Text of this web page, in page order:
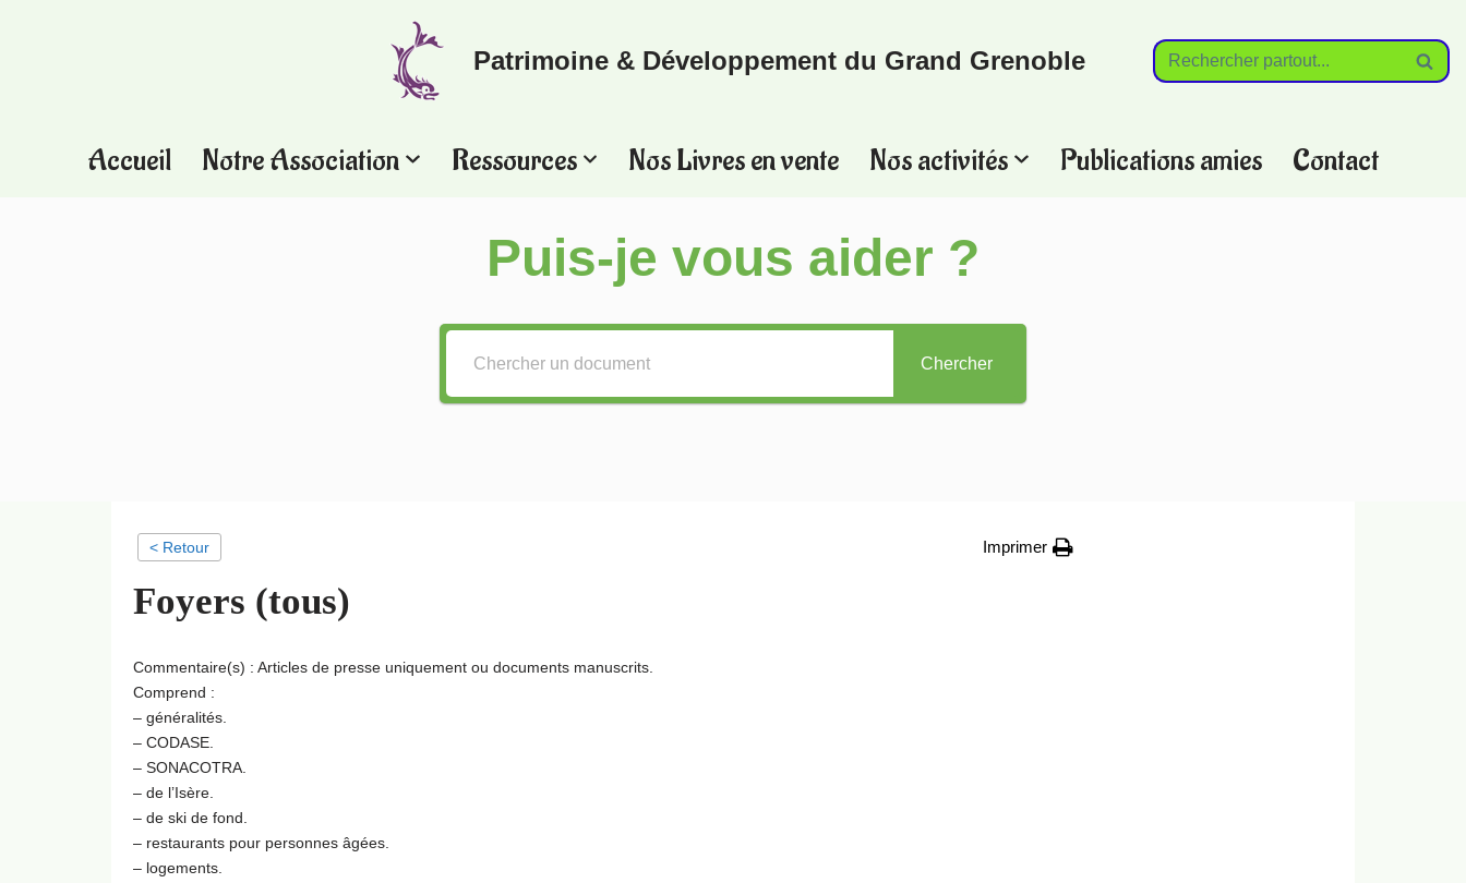
Patrimoine & Développement du Grand Grenoble
Accueil Notre Association Ressources Nos Livres en vente Nos activités Publications amies Contact
Puis-je vous aider ?
Chercher
< Retour Imprimer
Foyers (tous)
Commentaire(s) : Articles de presse uniquement ou documents manuscrits.
Comprend :
– généralités.
– CODASE.
– SONACOTRA.
– de l’Isère.
– de ski de fond.
– restaurants pour personnes âgées.
– logements.